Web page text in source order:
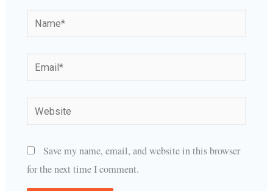
Name*
Email*
Website
Save my name, email, and website in this browser
for the next time I comment.